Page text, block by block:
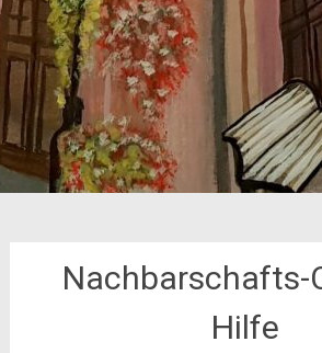
Nachbarschafts-
Hilfe